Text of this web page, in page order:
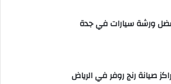
ورشة سيارات في جدة
صيانة رنج روفر في الرياض